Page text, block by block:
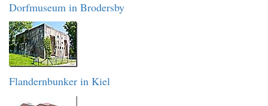
Dorfmuseum in Brodersby
Flandernbunker in Kiel